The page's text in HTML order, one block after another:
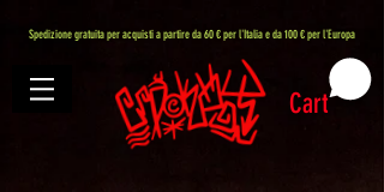
Spedizione gratuita per acquisti a partire da 60 € per l'Italia e da 100 € per l'Europa
Cart